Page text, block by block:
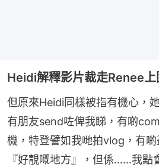
Heidi解釋影片裁走Renee
但原來Heidi同樣被指有機心，
有朋友send咗俾我睇，有啲
機，特登譬如我哋拍vlog，有
『好靚嘅地方』，但係……我點